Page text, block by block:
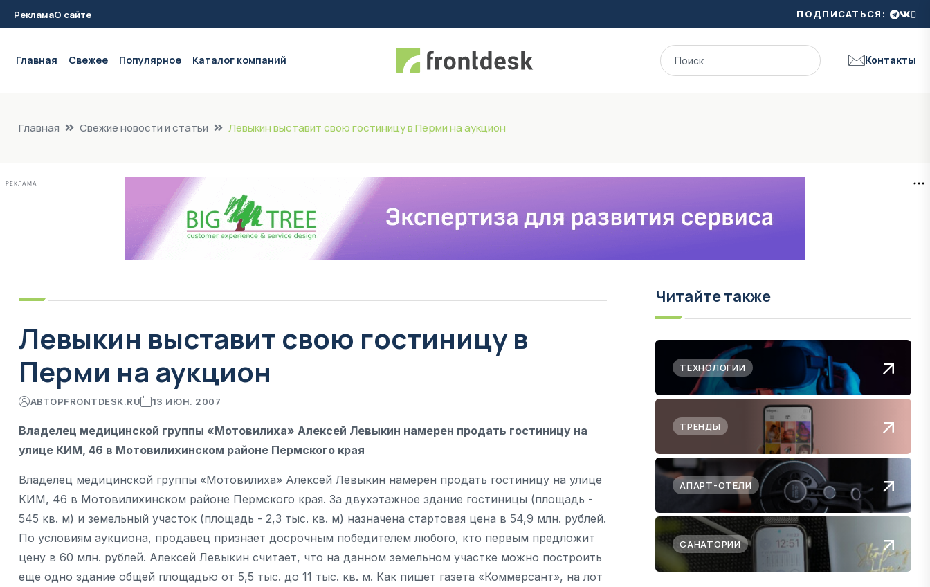
РекламаО сайте ПОДПИСАТЬСЯ:
Главная Свежее Популярное Каталог компаний Контакты
Главная Свежие новости и статьи Левыкин выставит свою гостиницу в Перми на аукцион
РЕКЛАМА
Левыкин выставит свою гостиницу в
Перми на аукцион
АВТОРFRONTDESK.RU 13 ИЮН. 2007
Владелец медицинской группы «Мотовилиха» Алексей Левыкин намерен продать гостиницу на
улице КИМ, 46 в Мотовилихинском районе Пермского края
Владелец медицинской группы «Мотовилиха» Алексей Левыкин намерен продать гостиницу на улице
КИМ, 46 в Мотовилихинском районе Пермского края. За двухэтажное здание гостиницы (площадь -
545 кв. м) и земельный участок (площадь - 2,3 тыс. кв. м) назначена стартовая цена в 54,9 млн. рублей.
По условиям аукциона, продавец признает досрочным победителем любого, кто первым предложит
цену в 60 млн. рублей. Алексей Левыкин считает, что на данном земельном участке можно построить
еще одно здание общей площадью от 5,5 тыс. до 11 тыс. кв. м. Как пишет газета «Коммерсант», на лот
Читайте также
ТЕХНОЛОГИИ
ТРЕНДЫ
АПАРТ-ОТЕЛИ
САНАТОРИИ